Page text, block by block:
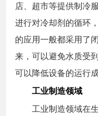
店、超市等提供制冷
进行对冷却剂的循环
的应用一般都采用了
来，可以避免水质受
可以降低设备的运行
工业制造领域
工业制造领域在生